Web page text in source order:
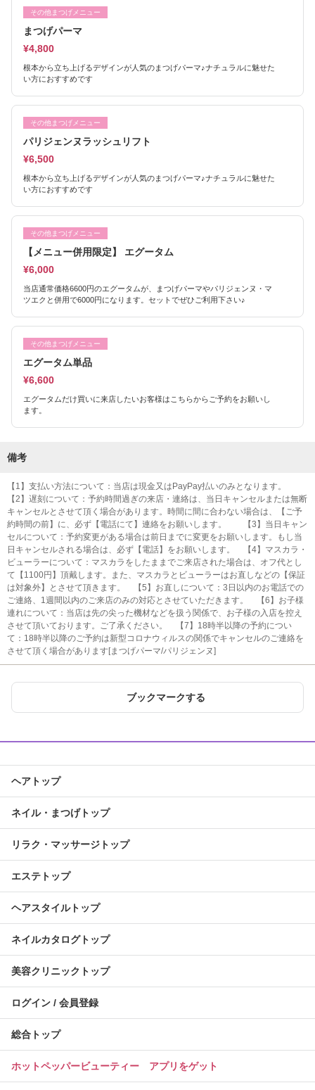
その他まつげメニュー
まつげパーマ
¥4,800
根本から立ち上げるデザインが人気のまつげパーマ♪ナチュラルに魅せた
い方におすすめです
その他まつげメニュー
パリジェンヌラッシュリフト
¥6,500
根本から立ち上げるデザインが人気のまつげパーマ♪ナチュラルに魅せた
い方におすすめです
その他まつげメニュー
【メニュー併用限定】 エグータム
¥6,000
当店通常価格6600円のエグータムが、まつげパーマやパリジェンヌ・マ
ツエクと併用で6000円になります。セットでぜひご利用下さい♪
その他まつげメニュー
エグータム単品
¥6,600
エグータムだけ買いに来店したいお客様はこちらからご予約をお願いし
ます。
備考
【1】支払い方法について：当店は現金又はPayPay払いのみとなります。
【2】遅刻について：予約時間過ぎの来店・連絡は、当日キャンセルまたは無断
キャンセルとさせて頂く場合があります。時間に間に合わない場合は、【ご予
約時間の前】に、必ず【電話にて】連絡をお願いします。 【3】当日キャン
セルについて：予約変更がある場合は前日までに変更をお願いします。もし当
日キャンセルされる場合は、必ず【電話】をお願いします。 【4】マスカラ・
ビューラーについて：マスカラをしたままでご来店された場合は、オフ代とし
て【1100円】頂戴します。また、マスカラとビューラーはお直しなどの【保証
は対象外】とさせて頂きます。 【5】お直しについて：3日以内のお電話での
ご連絡、1週間以内のご来店のみの対応とさせていただきます。 【6】お子様
連れについて：当店は先の尖った機材などを扱う関係で、お子様の入店を控え
させて頂いております。ご了承ください。 【7】18時半以降の予約につい
て：18時半以降のご予約は新型コロナウィルスの関係でキャンセルのご連絡を
させて頂く場合があります[まつげパーマ/パリジェンヌ]
ブックマークする
ヘアトップ
ネイル・まつげトップ
リラク・マッサージトップ
エステトップ
ヘアスタイルトップ
ネイルカタログトップ
美容クリニックトップ
ログイン / 会員登録
総合トップ
ホットペッパービューティー アプリをゲット